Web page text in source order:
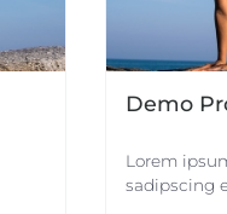
Demo
Lorem
sadipscing